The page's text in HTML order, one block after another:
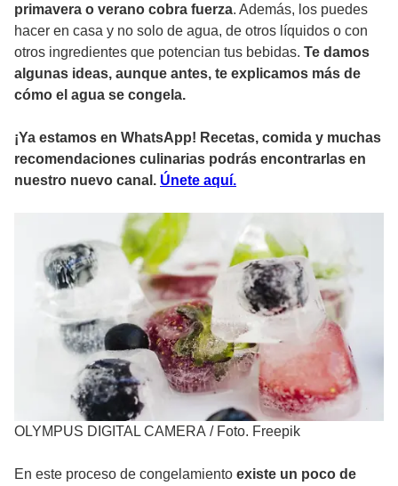
primavera o verano cobra fuerza. Además, los puedes
hacer en casa y no solo de agua, de otros líquidos o con
otros ingredientes que potencian tus bebidas. Te damos
algunas ideas, aunque antes, te explicamos más de
cómo el agua se congela.
¡Ya estamos en WhatsApp! Recetas, comida y muchas
recomendaciones culinarias podrás encontrarlas en
nuestro nuevo canal. Únete aquí.
OLYMPUS DIGITAL CAMERA / Foto. Freepik
En este proceso de congelamiento existe un poco de